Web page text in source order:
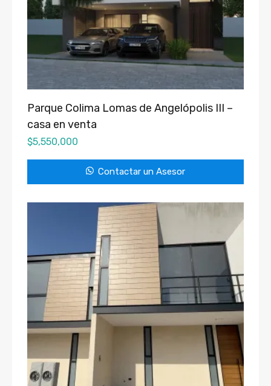
Parque Colima Lomas de Angelópolis III –
casa en venta
$5,550,000
Contactar un Asesor